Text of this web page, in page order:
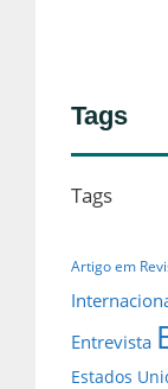
Tags
Tags
Artigo em
Entrevista
Estados